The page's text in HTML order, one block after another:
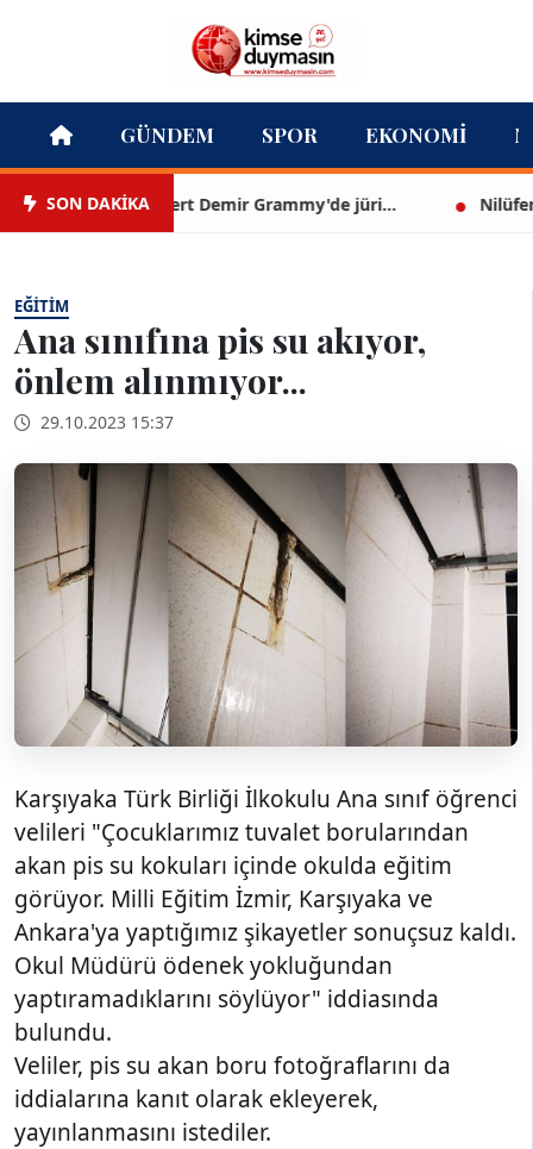
GÜNDEM SPOR EKONOMI
SON DAKİKAMert Demir Grammy'de jüri... Nilüfer
EĞITIM
Ana sınıfına pis su akıyor,
önlem alınmıyor...
29.10.2023 15:37
Karşıyaka Türk Birliği İlkokulu Ana sınıf öğrenci
velileri "Çocuklarımız tuvalet borularından
akan pis su kokuları içinde okulda eğitim
görüyor. Milli Eğitim İzmir, Karşıyaka ve
Ankara'ya yaptığımız şikayetler sonuçsuz kaldı.
Okul Müdürü ödenek yokluğundan
yaptıramadıklarını söylüyor" iddiasında
bulundu.
Veliler, pis su akan boru fotoğraflarını da
iddialarına kanıt olarak ekleyerek,
yayınlanmasını istediler.